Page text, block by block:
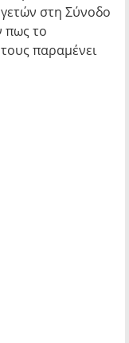
στη Σύνοδο
πως το
παραμένει